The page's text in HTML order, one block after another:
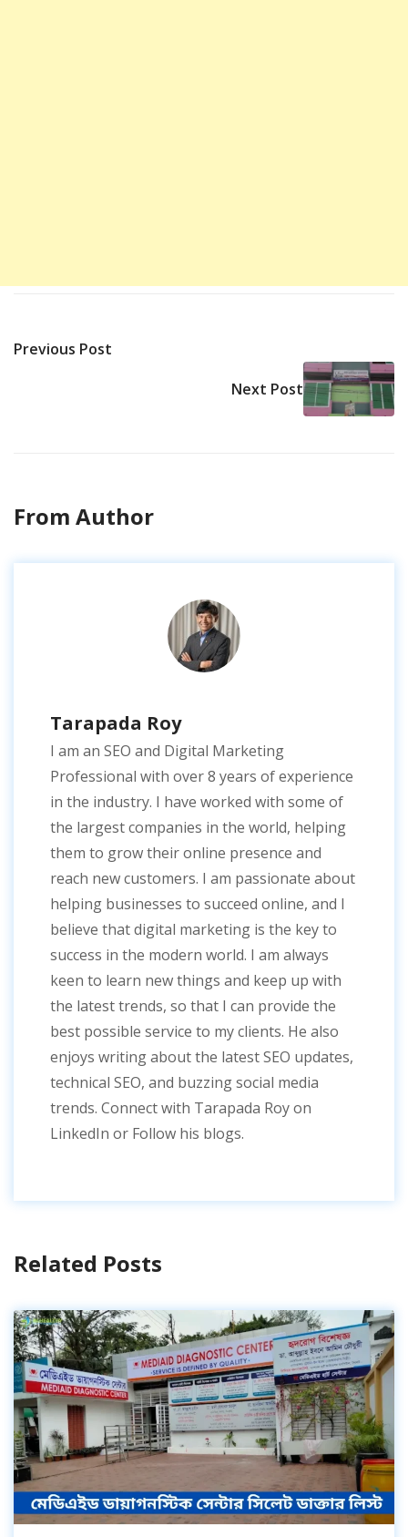
Previous Post
Next Post
From Author
Tarapada Roy
I am an SEO and Digital Marketing
Professional with over 8 years of experience
in the industry. I have worked with some of
the largest companies in the world, helping
them to grow their online presence and
reach new customers. I am passionate about
helping businesses to succeed online, and I
believe that digital marketing is the key to
success in the modern world. I am always
keen to learn new things and keep up with
the latest trends, so that I can provide the
best possible service to my clients. He also
enjoys writing about the latest SEO updates,
technical SEO, and buzzing social media
trends. Connect with Tarapada Roy on
LinkedIn or Follow his blogs.
Related Posts